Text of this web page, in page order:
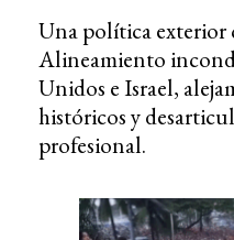
Una política exterior
Alineamiento
Unidos e Israel,
históricos y
profesional.